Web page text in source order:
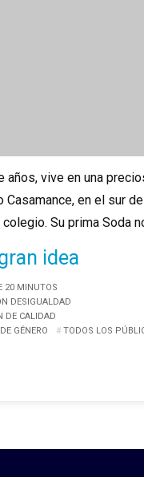
20 MINUTOS
DESIGUALDAD
DE CALIDAD
GÉNERO
TODOS LOS
idea
años, vive en una
Casamance, en el sur de
Su prima Soda